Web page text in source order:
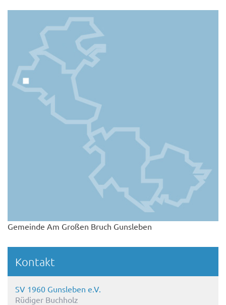
Gemeinde Am Großen Bruch Gunsleben
Kontakt
SV 1960 Gunsleben e.V.
Rüdiger Buchholz